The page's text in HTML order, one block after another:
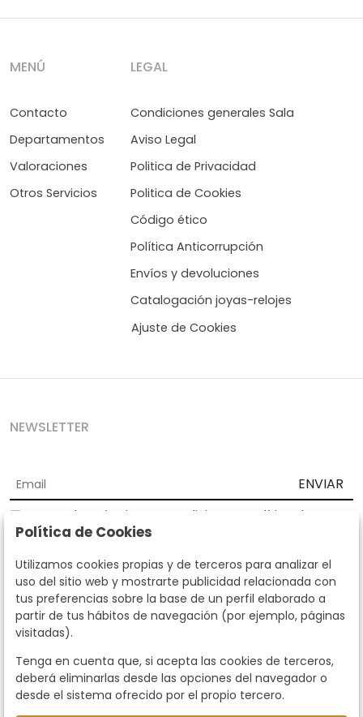
MENÚ
Contacto
Departamentos
Valoraciones
Otros Servicios
LEGAL
Condiciones generales Sala
Aviso Legal
Politica de Privacidad
Politica de Cookies
Código ético
Política Anticorrupción
Envíos y devoluciones
Catalogación joyas-relojes
Ajuste de Cookies
NEWSLETTER
ENVIAR
Acepto los Términos y Condiciones
Política de
privacidad
Según la LOPD y disposiciones de desarrollo, informamos que sus
datos personales serán tratados por parte de Subastas Segre con la
finalidad de gestionar la relación comercial. Puede ejercitar los
derechos de acceso, rectificación, cancelación, oposición y demás
derechos en los términos establecidos en la normativa vigente
dirigiéndote a nosotros. Asimismo, nos puede solicitar el envío de
llamando al teléfono 915159584 o enviando un e-mail a
info@subastassegre.es
Este sitio está protegido por reCAPTCHA y se aplican la
Términos de servicio de Google.
Política de Cookies
Utilizamos cookies propias y de terceros para analizar el
uso del sitio web y mostrarte publicidad relacionada con
tus preferencias sobre la base de un perfil elaborado a
partir de tus hábitos de navegación (por ejemplo, páginas
visitadas).
Tenga en cuenta que, si acepta las cookies de terceros,
deberá eliminarlas desde las opciones del navegador o
desde el sistema ofrecido por el propio tercero.